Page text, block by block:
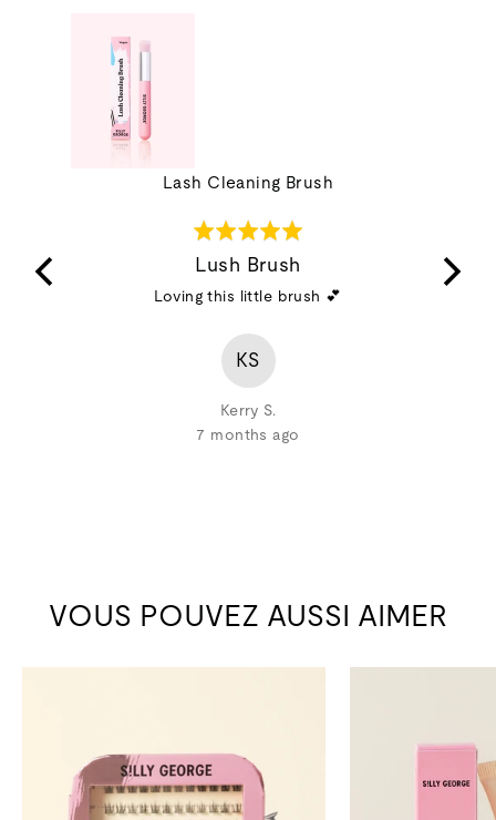
Lash Cleaning Brush
Rated
5
of
Lush Brush
Loving this little brush 💕
KS
Kerry S.
7 months ago
VOUS POUVEZ AUSSI AIMER